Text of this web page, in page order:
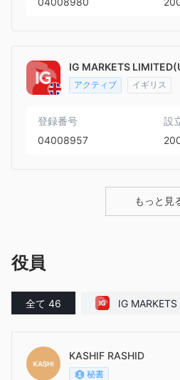
IG MARKETS
アクティブ イギリス
登録番号
04008957
設
もっと見
役員
全て 46
IG
KASHIF RASHID
秘書